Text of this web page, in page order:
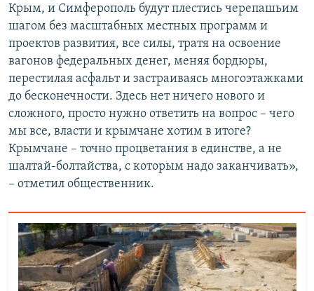
Крым, и Симферополь будут плестись черепашьим
шагом без масштабных местных программ и
проектов развития, все силы, тратя на освоение
вагонов федеральных денег, меняя бордюры,
перестилая асфальт и застраиваясь многоэтажками
до бесконечности. Здесь нет ничего нового и
сложного, просто нужно ответить на вопрос – чего
мы все, власти и крымчане хотим в итоге?
Крымчане – точно процветания в единстве, а не
шалтай-болтайства, с которым надо заканчивать»,
– отметил общественник.